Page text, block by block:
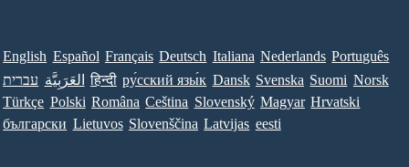
English Español Français Deutsch Italiana Nederlands Português
עברית العَرَبِيَّة हिन्दी ру́сский язы́к Dansk Svenska Suomi Norsk
Türkçe Polski Româna Ceština Slovenský Magyar Hrvatski
български Lietuvos Slovenščina Latvijas eesti